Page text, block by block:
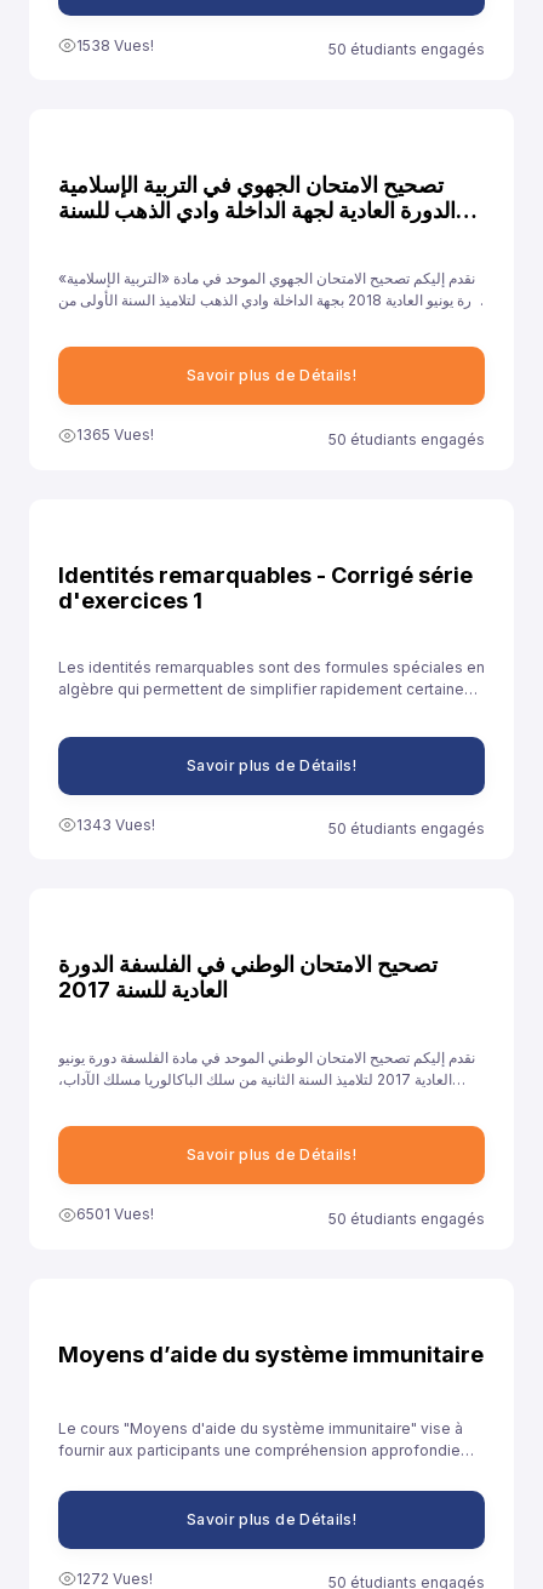
1538 Vues! 50 étudiants engagés
تصحيح الامتحان الجهوي في التربية الإسلامية
الدورة العادية لجهة الداخلة وادي الذهب للسنة
نقدم إليكم تصحيح الامتحان الجهوي الموحد في مادة «التربية الإسلامية»
دورة يونيو العادية 2018 بجهة الداخلة وادي الذهب لتلاميذ السنة الأولى من
توفيرنا لهذا النموذج إلى مساعدة تلاميذ على الاستعداد الجيد لخوض غمار
Savoir plus de Détails!
1365 Vues! 50 étudiants engagés
Identités remarquables - Corrigé série
d'exercices 1
Les identités remarquables sont des formules spéciales en
algèbre qui permettent de simplifier rapidement certaines
des expressions ou résoudre des équations plus
facilement.
Savoir plus de Détails!
1343 Vues! 50 étudiants engagés
تصحيح الامتحان الوطني في الفلسفة الدورة
العادية للسنة 2017
نقدم إليكم تصحيح الامتحان الوطني الموحد في مادة الفلسفة دورة يونيو
العادية 2017 لتلاميذ السنة الثانية من سلك الباكالوريا مسلك الآداب،
باكالوريا آداب على الاستعداد الجيد لخوض غمار الامتحانات الوطنية
Savoir plus de Détails!
6501 Vues! 50 étudiants engagés
Moyens d’aide du système immunitaire
Le cours "Moyens d'aide du système immunitaire" vise à
fournir aux participants une compréhension approfondie
pour renforcer le système immunitaire et promouvoir la
Savoir plus de Détails!
1272 Vues! 50 étudiants engagés